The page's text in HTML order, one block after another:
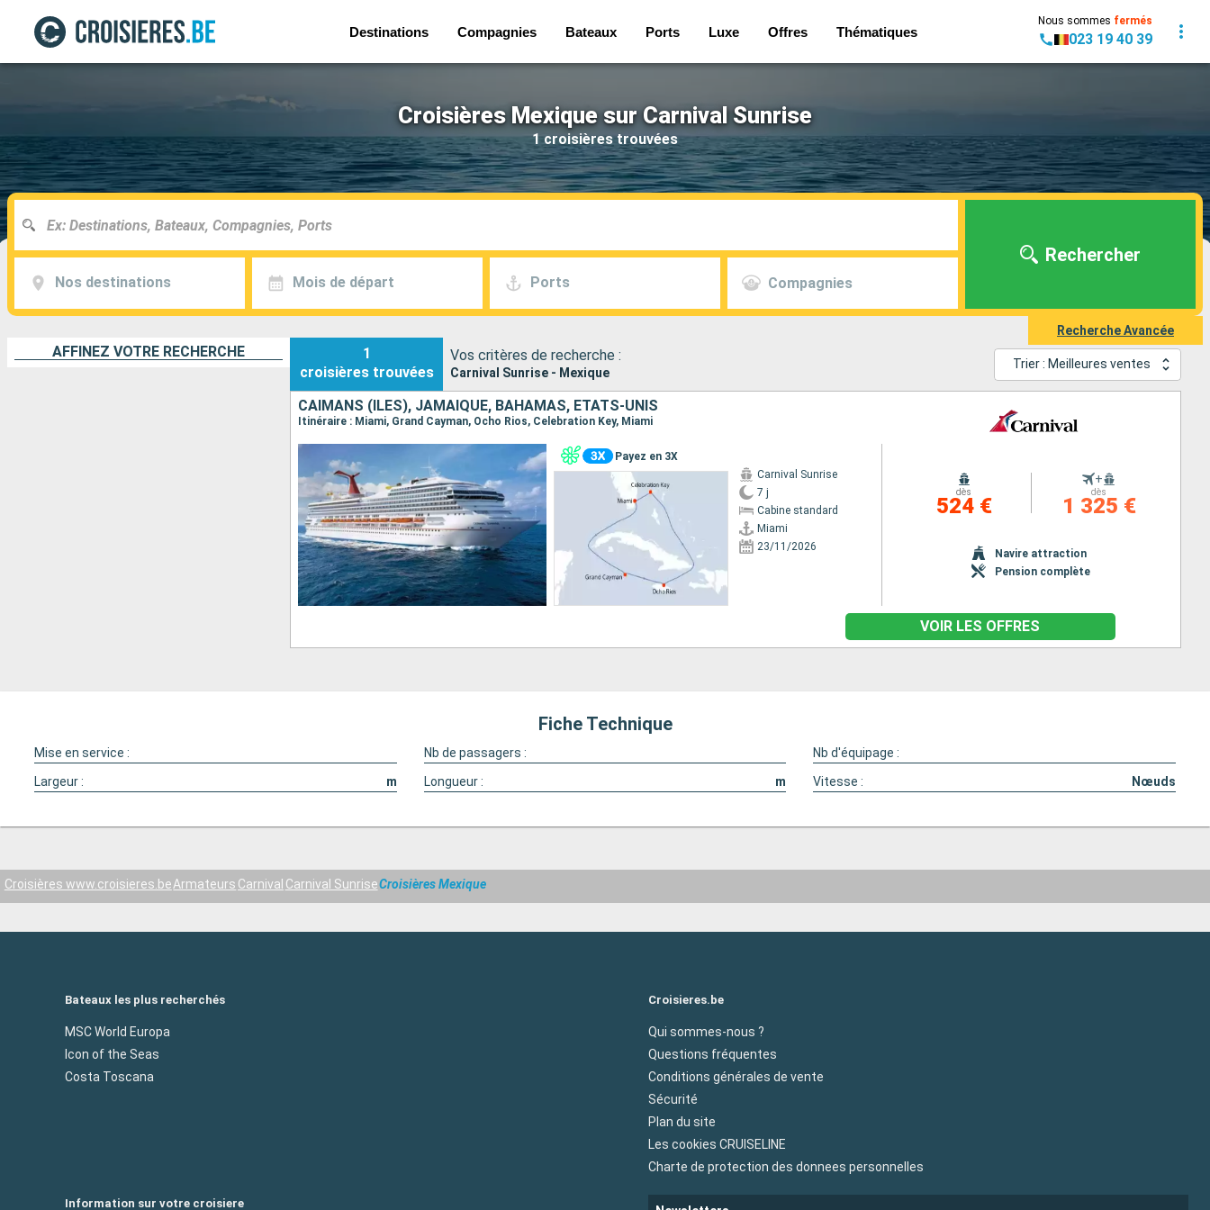
Destinations Compagnies Bateaux Ports Luxe Offres Thématiques
Nous sommes fermés
023 19 40 39
Croisières Mexique sur Carnival Sunrise
1 croisières trouvées
Nos destinations Mois de départ Ports Compagnies
Rechercher
Recherche Avancée
AFFINEZ VOTRE RECHERCHE
1
croisières trouvées
Vos critères de recherche :
Carnival Sunrise - Mexique
Trier : Meilleures ventes
CAÏMANS (ÎLES), JAMAÏQUE, BAHAMAS, ÉTATS-UNIS
Itinéraire : Miami, Grand Cayman, Ocho Rios, Celebration Key, Miami
Payez en 3X
Carnival Sunrise
7 j
Cabine standard
Miami
23/11/2026
dès
524 €
+
dès
1 325 €
Navire attraction
Pension complète
VOIR LES OFFRES
Fiche Technique
Mise en service : Nb de passagers :
Nb d'équipage :
Largeur :
m Longueur : m Vitesse : Nœuds
Croisières www.croisieres.beArmateurs Carnival Carnival SunriseCroisières Mexique
Bateaux les plus recherchés
MSC World Europa
Icon of the Seas
Costa Toscana
Croisieres.be
Qui sommes-nous ?
Questions fréquentes
Conditions générales de vente
Sécurité
Plan du site
Les cookies CRUISELINE
Charte de protection des donnees personnelles
Information sur votre croisiere